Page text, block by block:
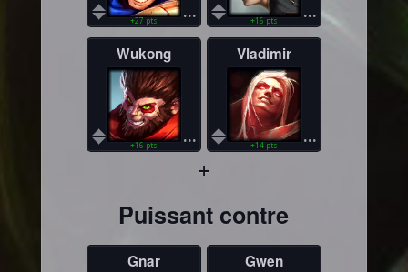
...
+27 pts ...
+16 pts
Wukong
...
+16 pts
Vladimir
...
+14 pts
+
Puissant contre
Gnar Gwen